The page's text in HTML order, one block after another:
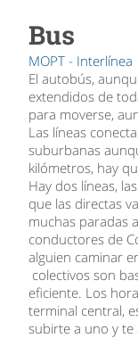
Bus
MOPT - Interlínea
El autobús,
extendidos de
para moverse,
Las líneas
suburbanas
kilómetros, hay
Hay dos líneas,
que las directas
muchas paradas
conductores de
alguien caminar
colectivos son
eficiente. Los
terminal central,
subirte a uno y te